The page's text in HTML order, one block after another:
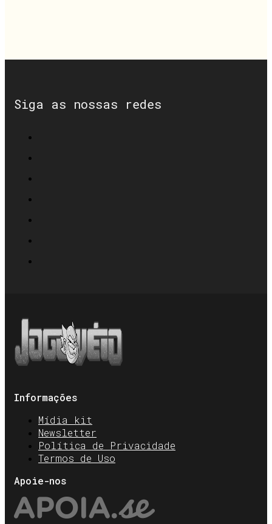
Siga as nossas redes
Informações
Mídia kit
Newsletter
Política de Privacidade
Termos de Uso
Apoie-nos